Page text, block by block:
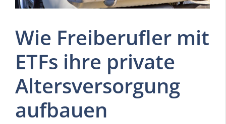
Wie Freiberufler mit
ETFs ihre private
Altersversorgung
aufbauen